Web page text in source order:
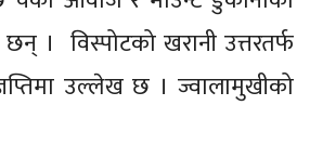
। विस्पोटको खरानी उत्तरतर्फ
उल्लेख छ । ज्वालामुखीको